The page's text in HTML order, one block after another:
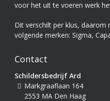
voor het uit te voeren werk
Dit verschilt per klus, daarom
volgende merken: Sigma,
Contact
Schildersbedrijf Ard
Markgraaflaan 164
2553 MA Den Haag